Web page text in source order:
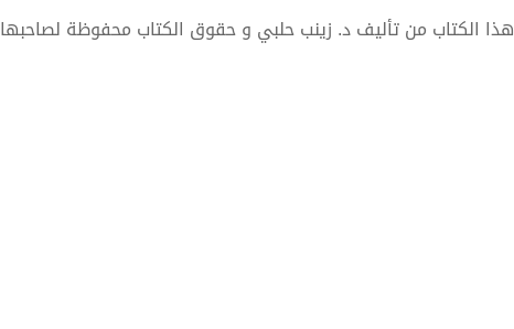
هذا الكتاب من تأليف د. زينب حلبي و حقوق الكتاب محفوظة لصاحبها